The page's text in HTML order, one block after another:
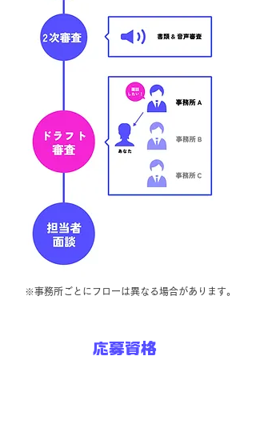
※事務所ごとにフローは異なる場合があります。
応募資格